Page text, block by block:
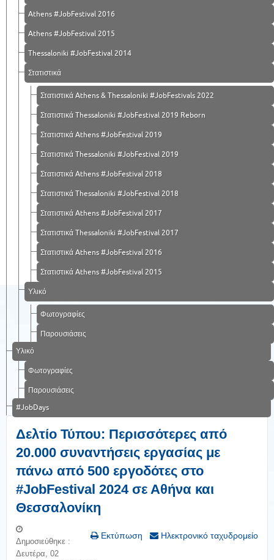
Athens #JobFestival 2016
Athens #JobFestival 2015
Thessaloniki #JobFestival 2014
Στατιστικά
Στατιστικά Athens & Thessaloniki #JobFestivals 2022
Στατιστικά Thessaloniki #JobFestival 2019 Reborn
Στατιστικά Athens #JobFestival 2019
Στατιστικά Thessaloniki #JobFestival 2019
Στατιστικά Athens #JobFestival 2018
Στατιστικά Thessaloniki #JobFestival 2018
Στατιστικά Athens #JobFestival 2017
Στατιστικά Thessaloniki #JobFestival 2017
Στατιστικά Athens #JobFestival 2016
Στατιστικά Athens #JobFestival 2015
Υλικό
Φωτογραφίες
Παρουσιάσεις
Υλικό
Φωτογραφίες
Παρουσιάσεις
#JobDays
Δελτίο Τύπου: Περισσότερες από
20.000 συναντήσεις εργασίας με
πάνω από 500 εργοδότες στο
#JobFestival 2024 σε Αθήνα και
Θεσσαλονίκη
Εκτύπωση Ηλεκτρονικό ταχυδρομείο
Δημοσιεύθηκε :
Δευτέρα, 02